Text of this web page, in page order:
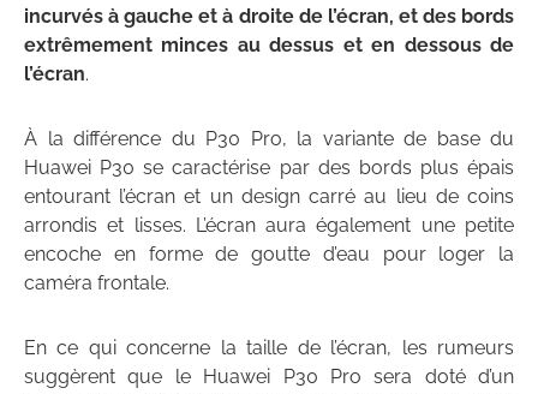
incurvés à gauche et à droite de l’écran, et des bords
extrêmement minces au dessus et en dessous de
l’écran.
À la différence du P30 Pro, la variante de base du
Huawei P30 se caractérise par des bords plus épais
entourant l’écran et un design carré au lieu de coins
arrondis et lisses. L’écran aura également une petite
encoche en forme de goutte d’eau pour loger la
caméra frontale.
En ce qui concerne la taille de l’écran, les rumeurs
suggèrent que le Huawei P30 Pro sera doté d’un